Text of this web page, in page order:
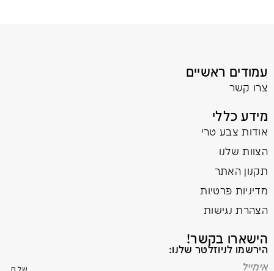
עמודים ראשיים
צרו קשר
מידע כללי
אודות צבע טרי
הצוות שלנו
תקנון האתר
מדיניות פרטיות
הצהרת נגישות
הישארו בקשר!
הירשמו לניוזלטר שלנו: